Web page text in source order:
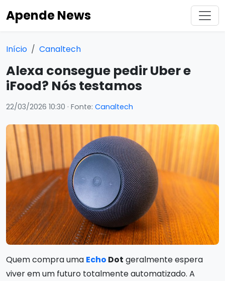
Apende News
Início Canaltech
Alexa consegue pedir Uber e
iFood? Nós testamos
22/03/2026 10:30 · Fonte: Canaltech
Quem compra uma Echo Dot geralmente espera
viver em um futuro totalmente automatizado. A